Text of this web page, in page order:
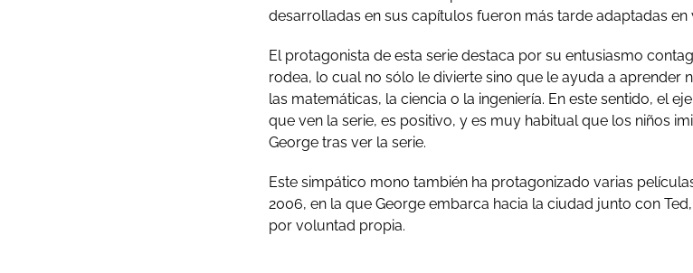
desarrolladas en sus capítulos fueron más tarde adaptadas en
El protagonista de esta serie destaca por su entusiasmo
rodea, lo cual no sólo le divierte sino que le ayuda a
las matemáticas, la ciencia o la ingeniería. En este sentido, el
que ven la serie, es positivo, y es muy habitual que los niños
George tras ver la serie.
Este simpático mono también ha protagonizado varias
2006, en la que George embarca hacia la ciudad junto con
por voluntad propia.